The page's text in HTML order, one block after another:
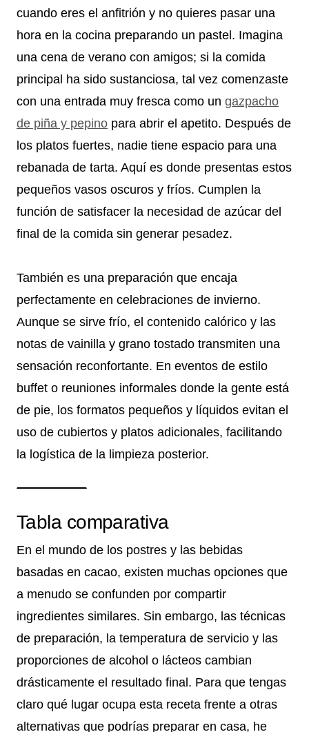
cuando eres el anfitrión y no quieres pasar una
hora en la cocina preparando un pastel. Imagina
una cena de verano con amigos; si la comida
principal ha sido sustanciosa, tal vez comenzaste
con una entrada muy fresca como un gazpacho
de piña y pepino para abrir el apetito. Después de
los platos fuertes, nadie tiene espacio para una
rebanada de tarta. Aquí es donde presentas estos
pequeños vasos oscuros y fríos. Cumplen la
función de satisfacer la necesidad de azúcar del
final de la comida sin generar pesadez.
También es una preparación que encaja
perfectamente en celebraciones de invierno.
Aunque se sirve frío, el contenido calórico y las
notas de vainilla y grano tostado transmiten una
sensación reconfortante. En eventos de estilo
buffet o reuniones informales donde la gente está
de pie, los formatos pequeños y líquidos evitan el
uso de cubiertos y platos adicionales, facilitando
la logística de la limpieza posterior.
Tabla comparativa
En el mundo de los postres y las bebidas
basadas en cacao, existen muchas opciones que
a menudo se confunden por compartir
ingredientes similares. Sin embargo, las técnicas
de preparación, la temperatura de servicio y las
proporciones de alcohol o lácteos cambian
drásticamente el resultado final. Para que tengas
claro qué lugar ocupa esta receta frente a otras
alternativas que podrías preparar en casa, he